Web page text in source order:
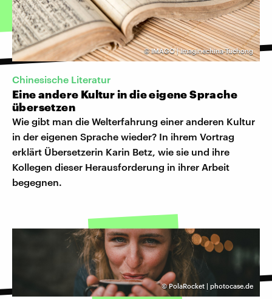
©IMAGO | Imaginechina-Tuchong
Chinesische Literatur
Eine andere Kultur in die eigene Sprache
übersetzen
Wie gibt man die Welterfahrung einer anderen Kultur
in der eigenen Sprache wieder? In ihrem Vortrag
erklärt Übersetzerin Karin Betz, wie sie und ihre
Kollegen dieser Herausforderung in ihrer Arbeit
begegnen.
©PolaRocket | photocase.de